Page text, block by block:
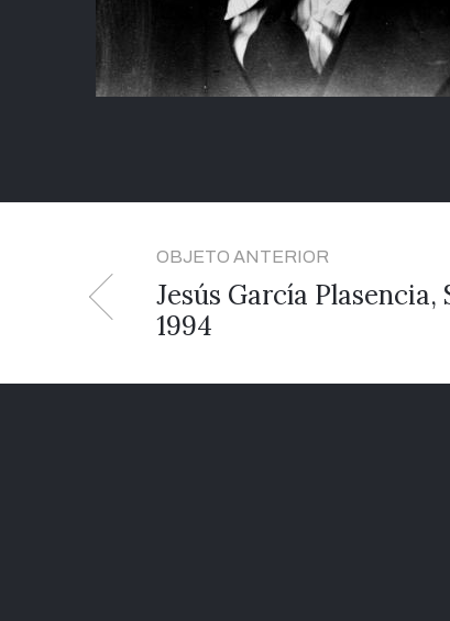
OBJETO ANTERIOR
Jesús García
1994